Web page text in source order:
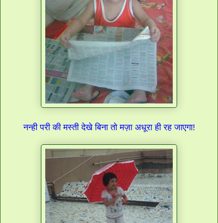
नन्ही परी की मस्ती देखे बिना तो मज़ा अधूरा ही रह जाएगा!